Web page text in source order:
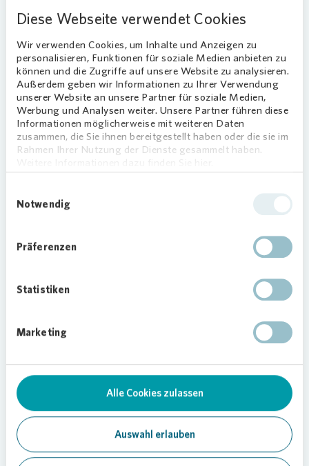
Diese Webseite verwendet Cookies
Wir verwenden Cookies, um Inhalte und Anzeigen zu
personalisieren, Funktionen für soziale Medien anbieten zu
können und die Zugriffe auf unsere Website zu analysieren.
Außerdem geben wir Informationen zu Ihrer Verwendung
unserer Website an unsere Partner für soziale Medien,
Werbung und Analysen weiter. Unsere Partner führen diese
Informationen möglicherweise mit weiteren Daten
zusammen, die Sie ihnen bereitgestellt haben oder die sie im
Rahmen Ihrer Nutzung der Dienste gesammelt haben.
Notwendig
Präferenzen
Statistiken
Marketing
Alle Cookies zulassen
Auswahl erlauben
Parkring 29 - 68159 Mannheim OT
Jungbusch
840,77 € Kaltmiete
73,11 m2 3 Zimmer
Zum Exposé
Erstbezug nach Sanierung! Schöne 3-
Zimmer-Wohnung.
S 6 7 - 68161 Mannheim OT Quadrate
Kaltmiete